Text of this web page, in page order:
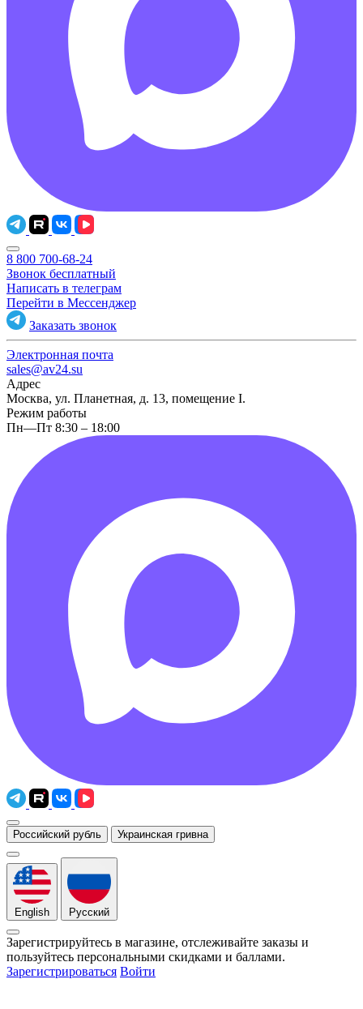
8 800 700-68-24
Звонок бесплатный
Написать в телеграм
Перейти в Мессенджер
Заказать звонок
Электронная почта
sales@av24.su
Адрес
Москва, ул. Планетная, д. 13, помещение I.
Режим работы
Пн—Пт 8:30 – 18:00
Российский рубль Украинская гривна
English Русский
Зарегистрируйтесь в магазине, отслеживайте заказы и
пользуйтесь персональными скидками и баллами.
Зарегистрироваться Войти